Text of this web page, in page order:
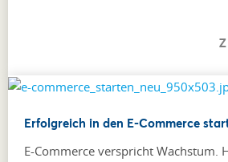
Erfolgreich in den E-Commerce
E-Commerce verspricht Wachstum.